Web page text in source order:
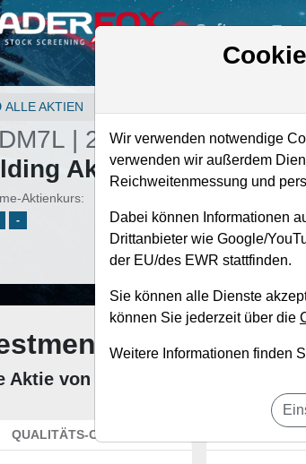
Software
ALLE AKTIEN
| 2PG–ProPetro
Aktie
Aktienkurs:
-
Check:
Aktie von ProPetro Holding zum
QUALITÄTS-CHECK
Wir verwenden notwendige
verwenden wir außerdem
Reichweitenmessung und
Dabei können Informationen
Drittanbieter wie Google/
der EU/des EWR stattfinden.
Sie können alle Dienste
können Sie jederzeit über die
Weitere Informationen finden